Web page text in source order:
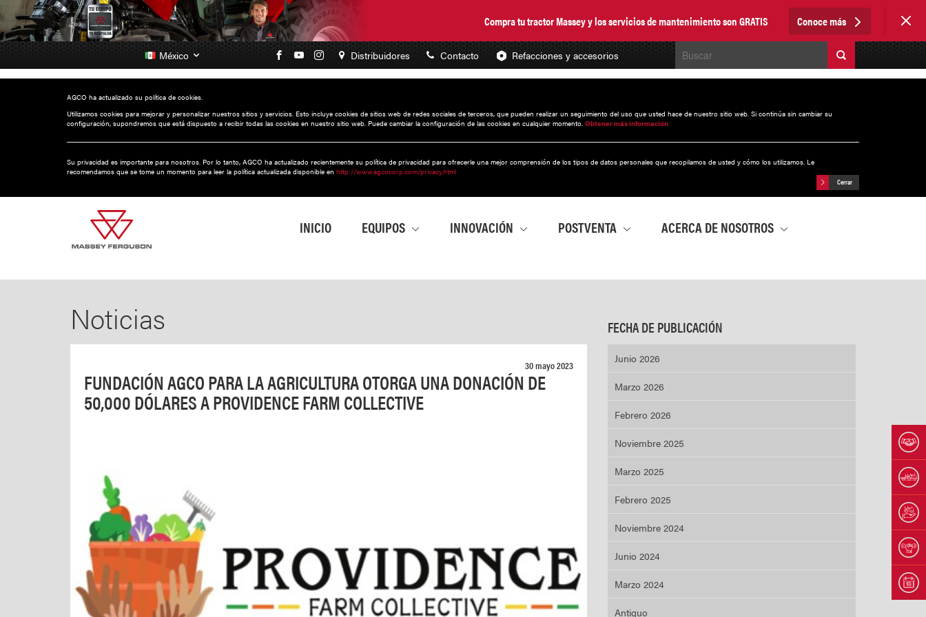
Compra tu tractor Massey y los servicios de mantenimiento son GRATIS Conoce más
México Distribuidores Contacto Refacciones y accesorios
AGCO ha actualizado su política de cookies.
Utilizamos cookies para mejorar y personalizar nuestros sitios y servicios. Esto incluye cookies de sitios web de redes sociales de terceros, que pueden realizar un seguimiento del uso que usted hace de nuestro sitio web. Si continúa sin cambiar su
configuración, supondremos que está dispuesto a recibir todas las cookies en nuestro sitio web. Puede cambiar la configuración de las cookies en cualquier momento. Obtener más información
Su privacidad es importante para nosotros. Por lo tanto, AGCO ha actualizado recientemente su política de privacidad para ofrecerle una mejor comprensión de los tipos de datos personales que recopilamos de usted y cómo los utilizamos. Le
recomendamos que se tome un momento para leer la política actualizada disponible en http://www.agcocorp.com/privacy.html
Cerrar
INICIO EQUIPOS INNOVACIÓN POSTVENTA ACERCA DE NOSOTROS
Noticias
30 mayo 2023
FUNDACIÓN AGCO PARA LA AGRICULTURA OTORGA UNA DONACIÓN DE
50,000 DÓLARES A PROVIDENCE FARM COLLECTIVE
FECHA DE PUBLICACIÓN
Junio 2026
Marzo 2026
Febrero 2026
Noviembre 2025
Marzo 2025
Febrero 2025
Noviembre 2024
Junio 2024
Marzo 2024
Antiguo